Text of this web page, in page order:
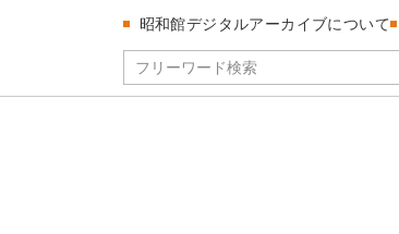
昭和館デジタルアーカイブについて